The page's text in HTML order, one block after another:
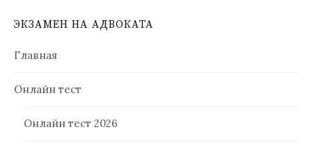
ЭКЗАМЕН НА АДВОКАТА
Главная
Онлайн тест
Онлайн тест 2026